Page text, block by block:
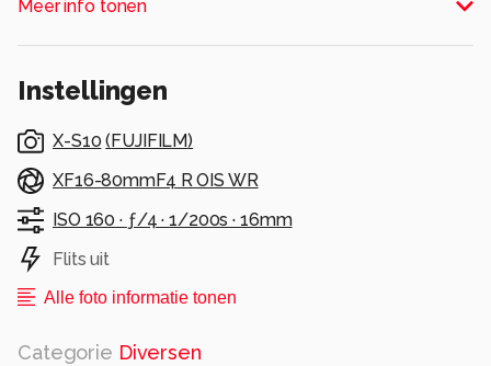
Meer info tonen
Instellingen
X-S10 ( FUJIFILM)
XF16-80mmF4 R OIS WR
ISO 160 · ƒ/4 ·1/200s ·16mm
Flits uit
Alle foto informatie tonen
Categorie Diversen